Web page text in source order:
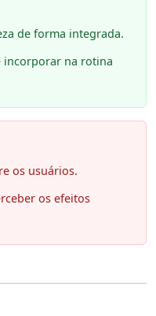
de forma integrada.
incorporar na rotina
os usuários.
os efeitos